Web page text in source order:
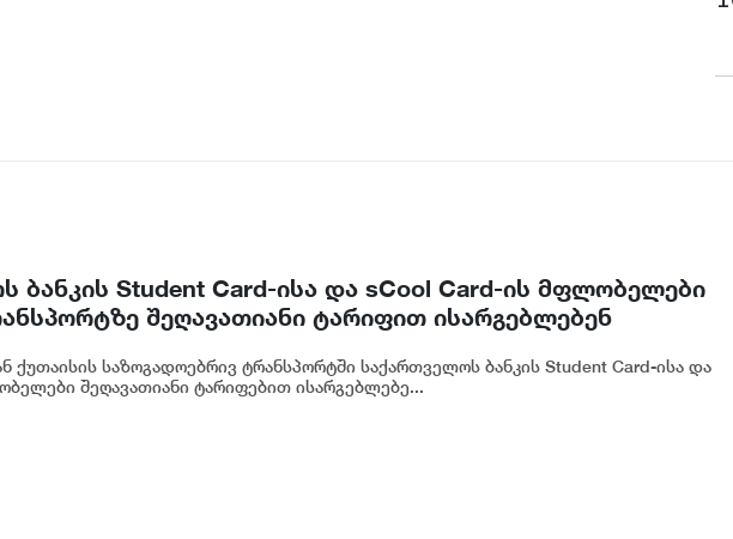
ბანკის Student Card-ისა და sCool Card-ის მფლობელები
შეღავათიანი ტარიფით ისარგებლებენ
ქუთაისის საზოგადოებრივ ტრანსპორტში საქართველოს ბანკის Student Card-ისა და
შეღავათიანი ტარიფებით ისარგებლებე...